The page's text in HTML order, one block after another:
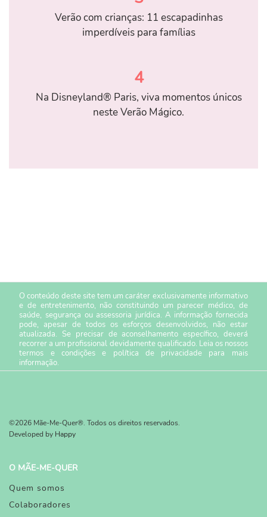
Verão com crianças: 11 escapadinhas
imperdíveis para famílias
4
Na Disneyland® Paris, viva momentos únicos
neste Verão Mágico.
O conteúdo deste site tem um caráter exclusivamente informativo
e de entretenimento, não constituindo um parecer médico, de
saúde, segurança ou assessoria jurídica. A informação fornecida
pode, apesar de todos os esforços desenvolvidos, não estar
atualizada. Se precisar de aconselhamento específico, deverá
recorrer a um profissional devidamente qualificado. Leia os nossos
termos e condiçõese política de privacidade para mais
informação.
©2026 Mãe-Me-Quer®. Todos os direitos reservados.
Developed by Happy
O MÃE-ME-QUER
Quem somos
Colaboradores